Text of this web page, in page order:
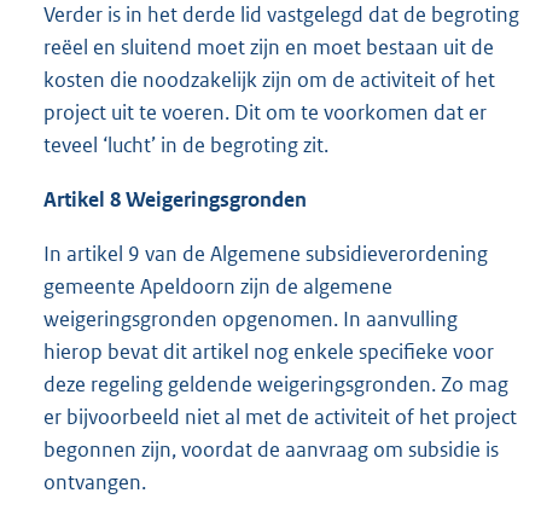
Verder is in het derde lid vastgelegd dat de begroting
reëel en sluitend moet zijn en moet bestaan uit de
kosten die noodzakelijk zijn om de activiteit of het
project uit te voeren. Dit om te voorkomen dat er
teveel ‘lucht’ in de begroting zit.
Artikel 8 Weigeringsgronden
In artikel 9 van de Algemene subsidieverordening
gemeente Apeldoorn zijn de algemene
weigeringsgronden opgenomen. In aanvulling
hierop bevat dit artikel nog enkele specifieke voor
deze regeling geldende weigeringsgronden. Zo mag
er bijvoorbeeld niet al met de activiteit of het project
begonnen zijn, voordat de aanvraag om subsidie is
ontvangen.